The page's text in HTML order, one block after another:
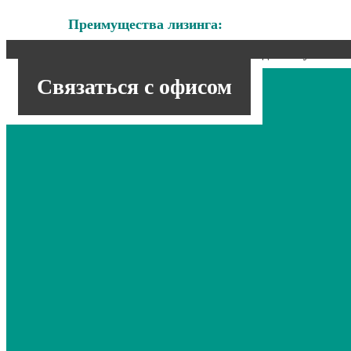
Преимущества лизинга:
Позволяет снизить налоговую нагрузку,
Установка нового оборудования, взятого в
Связаться с офисом